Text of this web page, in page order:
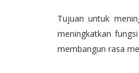
Tujuan untuk
meningkatkan
membangun rasa